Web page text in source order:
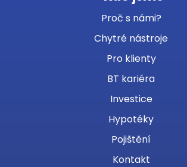
Proč s námi?
Chytré nástroje
Pro klienty
BT kariéra
Investice
Hypotéky
Pojištění
Kontakt